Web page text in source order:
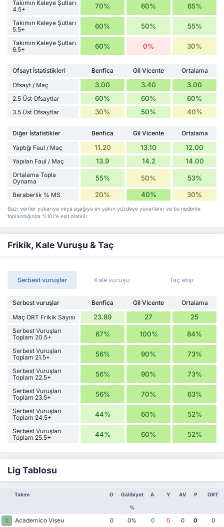
Takımın Kaleye Şutları
4.5+
70% 60% 65%
Takımın Kaleye Şutları
5.5+
60% 50% 55%
Takımın Kaleye Şutları
6.5+
60% 0% 30%
Ofsayt İstatistikleri Benfica Gil Vicente
Ortalama
Ofsayt / Maç
3.00 3.40 3.00
2.5 Üst Ofsaytlar 60% 60% 60%
3.5 Üst Ofsaytlar 30% 50% 40%
Diğer İstatistikler Benfica Gil Vicente
Ortalama
Yaptığı Faul / Maç
11.20 13.10 12.00
Yapılan Faul / Maç 13.9 14.2 14.00
Ortalama Topla
Oynama
55% 50% 53%
Beraberlik % MS 20% 40% 30%
Bazı veriler yukarıya veya aşağıya en yakın yüzdeye yuvarlanır ve bu nedenle
toplandığında %101'e eşit olabilir.
Frikik, Kale Vuruşu & Taç
Serbest vuruşlar Kale vuruşu Taç atışı
Serbest vuruşlar Benfica Gil Vicente
Ortalama
Maç ORT Frikik Sayısı
23.89 27 25
Serbest Vuruşları
Toplam 20.5+
67% 100% 84%
Serbest Vuruşları
Toplam 21.5+
56% 90% 73%
Serbest Vuruşları
Toplam 22.5+
56% 90% 73%
Serbest Vuruşları
Toplam 23.5+
56% 70% 63%
Serbest Vuruşları
Toplam 24.5+
44% 60% 52%
Serbest Vuruşları
Toplam 25.5+
44% 60% 52%
Lig Tablosu
Takım O Galibiyet
%
A Y AV P ORT
1 Academico Viseu 0 0% 0 0 0 0 0